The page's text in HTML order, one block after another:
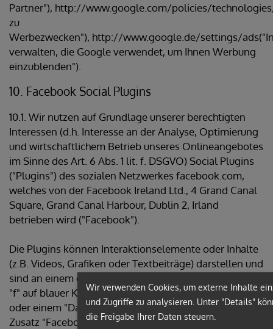
Partner"), http://www.google.com/policies/
zu
Werbezwecken"), http://www.google.de/settings/
verwalten, die Google verwendet, um Ihnen Werbung
einzublenden").
10. Facebook Social Plugins
10.1. Wir nutzen auf Grundlage unserer berechtigten
Interessen (d.h. Interesse an der Analyse, Optimierung
und wirtschaftlichem Betrieb unseres Onlineangebotes
im Sinne des Art. 6 Abs. 1 lit. f. DSGVO) Social Plugins
("Plugins") des sozialen Netzwerkes facebook.com,
welches von der Facebook Ireland Ltd., 4 Grand Canal
Square, Grand Canal Harbour, Dublin 2, Irland
betrieben wird ("Facebook").
Die Plugins können Interaktionselemente oder Inhalte
(z.B. Videos, Grafiken oder Textbeiträge) darstellen und
sind an einem der Facebook Logos erkennbar (weißes
"f" auf blauer Kachel, den Begriffen "Like", "Gefällt mir"
oder einem "Daumen hoch"-Zeichen) oder sind mit dem
Zusatz "Facebook Social Plugin" gekennzeichnet. Die
Wir verwenden Cookies, um externe Inhalte
und Zugriffe zu analysieren. Unter "Details"
die Freigabe Ihrer Daten steuern.